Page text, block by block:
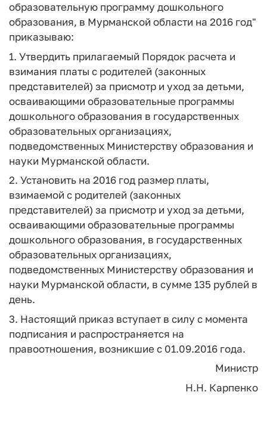
образовательную программу дошкольного
образования, в Мурманской области на 2016 год"
приказываю:
1. Утвердить прилагаемый Порядок расчета и
взимания платы с родителей (законных
представителей) за присмотр и уход за детьми,
осваивающими образовательные программы
дошкольного образования в государственных
образовательных организациях,
подведомственных Министерству образования и
науки Мурманской области.
2. Установить на 2016 год размер платы,
взимаемой с родителей (законных
представителей) за присмотр и уход за детьми,
осваивающими образовательные программы
дошкольного образования, в государственных
образовательных организациях,
подведомственных Министерству образования и
науки Мурманской области, в сумме 135 рублей в
день.
3. Настоящий приказ вступает в силу с момента
подписания и распространяется на
правоотношения, возникшие с 01.09.2016 года.
Министр
Н.Н. Карпенко